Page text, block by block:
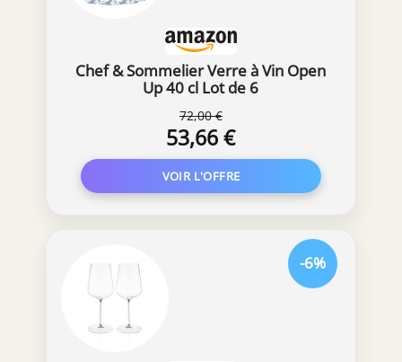
Chef & Sommelier Verre à Vin Open
Up 40 cl Lot de 6
72,00 €
53,66 €
-6%